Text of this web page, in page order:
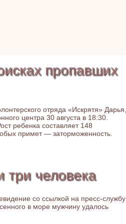
пропавших
отряда «Искрятя» Дарья,
центра 30 августа в 18:30.
ребенка составляет 148
примет — заторможенность.
три человека
со ссылкой на пресс-службу
в море мужчину удалось